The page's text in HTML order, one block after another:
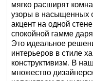
мягко расширят
узоры в насыщенных
акцент на одной
спокойной гамме
Это идеальное
интерьеров в стиле
конструктивизм. В
множество